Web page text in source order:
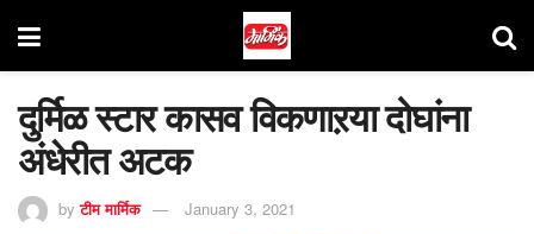
दुर्मिळ स्टार कासव विकणाऱया दोघांना
अंधेरीत अटक
by टीम मार्मिक January 3, 2021